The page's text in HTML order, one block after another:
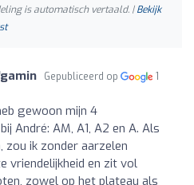
is automatisch vertaald. |Bekijk
Gepubliceerd op
1
gewoon mijn 4
André: AM, A1, A2 en A. Als
zou ik zonder aarzelen
vriendelijkheid en zit vol
zowel op het plateau als